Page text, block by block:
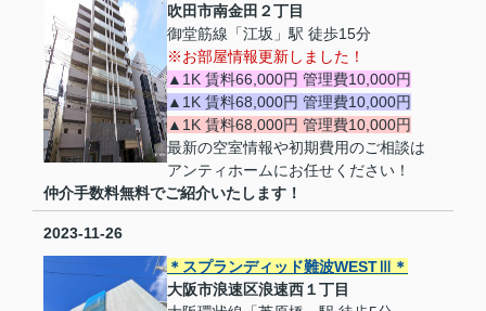
吹田市南金田２丁目
御堂筋線「江坂」駅 徒歩15分
※お部屋情報更新しました！
▲1K 賃料66,000円 管理費10,000円
▲1K 賃料68,000円 管理費10,000円
▲1K 賃料68,000円 管理費10,000円
最新の空室情報や初期費用のご相談は
アンティホームにお任せください！
仲介手数料無料でご紹介いたします！
2023-11-26
＊スプランディッド難波WESTⅢ＊
大阪市浪速区浪速西１丁目